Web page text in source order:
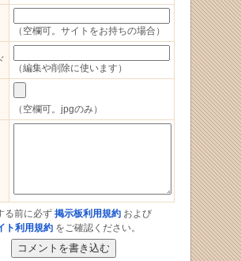
（空欄可。サイトをお持ちの場合）
（編集や削除に使います）
（空欄可。jpgのみ）
る前に必ず 掲示板利用規約および
ト利用規約 をご確認ください。